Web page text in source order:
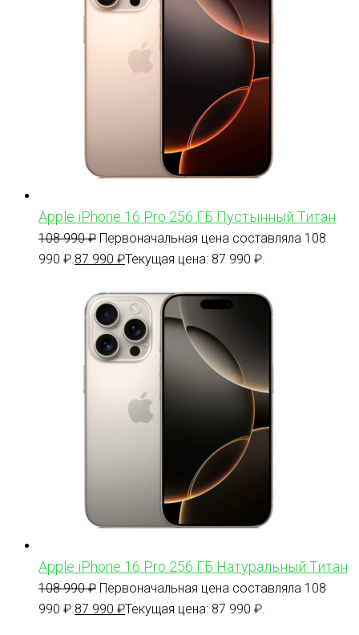
Apple iPhone 16 Pro 256 ГБ Пустынный Титан
108 990₽ Первоначальная цена составляла 108
990 ₽. 87 990 ₽Текущая цена: 87 990 ₽.
Apple iPhone 16 Pro 256 ГБ Натуральный Титан
108 990₽ Первоначальная цена составляла 108
990 ₽. 87 990 ₽Текущая цена: 87 990 ₽.